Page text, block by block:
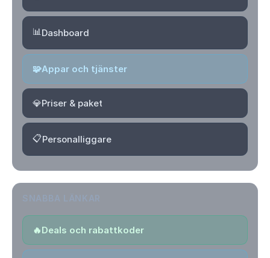
📊Dashboard
🧩Appar och tjänster
💎Priser & paket
📋Personalliggare
🔥Deals och rabattkoder